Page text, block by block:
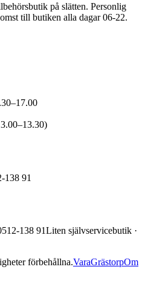
på slätten. Personlig
till butiken alla dagar 06-22.
138 91
138 91Liten självservicebutik ·
förbehållna.VaraGrästorpOm